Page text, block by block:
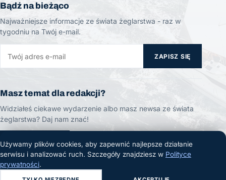
Bądź na bieżąco
Najważniejsze informacje ze świata żeglarstwa - raz w
tygodniu na Twój e-mail.
ZAPISZ SIĘ
Masz temat dla redakcji?
Widziałeś ciekawe wydarzenie albo masz newsa ze świata
żeglarstwa? Daj nam znać!
ZGŁOŚ TEMAT
Używamy plików cookies, aby zapewnić najlepsze działanie
serwisu i analizować ruch. Szczegóły znajdziesz w Polityce
prywatności.